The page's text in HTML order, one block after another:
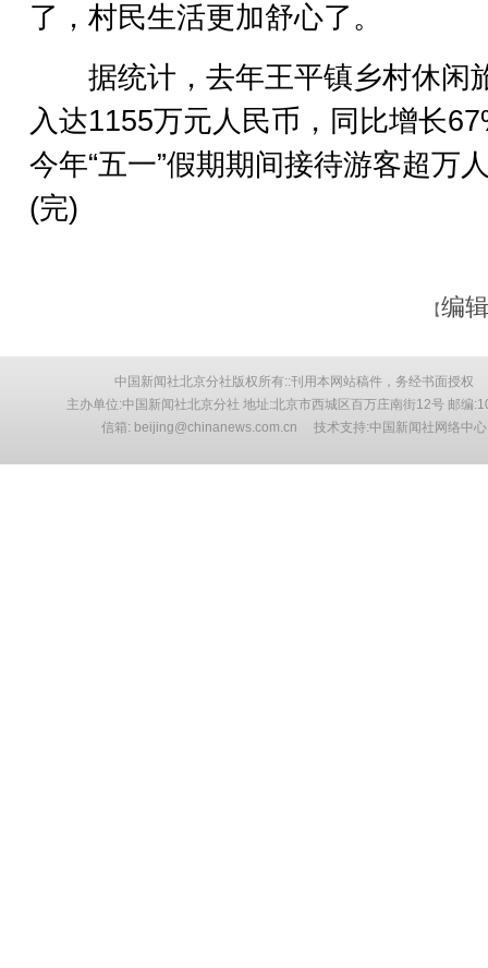
了，村民生活更加舒心了。
据统计，去年王平镇乡村休闲
入达1155万元人民币，同比增长
今年“五一”假期期间接待游客超万
(完)
【编
中国新闻社北京分社版权所有::刊用本网站稿件，务经书面授权
主办单位:中国新闻社北京分社 地址:北京市西城区百万庄南街12号 邮编
信箱: beijing@chinanews.com.cn 技术支持:中国新闻社网络中心